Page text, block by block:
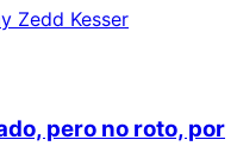
pero no roto, por